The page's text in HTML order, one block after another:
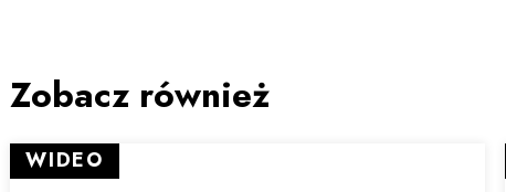
Zobacz również
WIDEO